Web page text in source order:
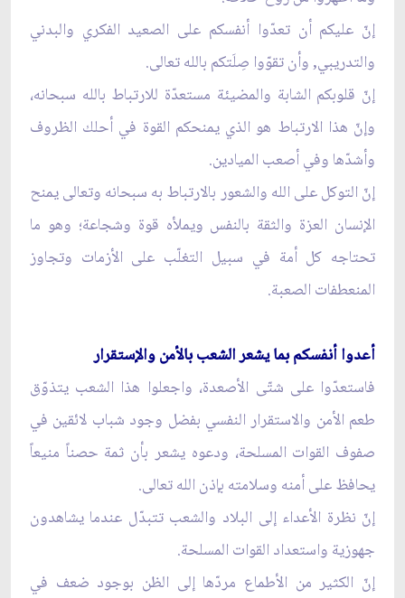
إنّ عليكم أن تعدّوا أنفسكم على الصعيد الفكري والبدني
والتدريبي, وأن تقوّوا صِلَتكم بالله تعالى.
إنّ قلوبكم الشابة والمضيئة مستعدّة للارتباط بالله سبحانه،
وإنّ هذا الارتباط هو الذي يمنحكم القوة في أحلك الظروف
وأشدّها وفي أصعب الميادين.
إنّ التوكل على الله والشعور بالارتباط به سبحانه وتعالى يمنح
الإنسان العزة والثقة بالنفس ويملأه قوة وشجاعة؛ وهو ما
تحتاجه كل أمة في سبيل التغلّب على الأزمات وتجاوز
المنعطفات الصعبة.
أعدوا أنفسكم بما يشعر الشعب بالأمن والإستقرار
فاستعدّوا على شتّى الأصعدة، واجعلوا هذا الشعب يتذوّق
طعم الأمن والاستقرار النفسي بفضل وجود شباب لائقين في
صفوف القوات المسلحة، ودعوه يشعر بأن ثمة حصناً منيعاً
يحافظ على أمنه وسلامته بإذن الله تعالى.
إنّ نظرة الأعداء إلى البلاد والشعب تتبدّل عندما يشاهدون
جهوزية واستعداد القوات المسلحة.
إنّ الكثير من الأطماع مردّها إلى الظن بوجود ضعف في